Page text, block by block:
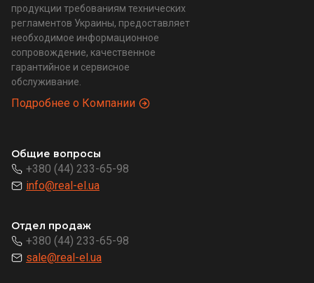
продукции требованиям технических
регламентов Украины, предоставляет
необходимое информационное
сопровождение, качественное
гарантийное и сервисное
обслуживание.
Подробнее о Компании
Общие вопросы
+380 (44) 233-65-98
info@real-el.ua
Отдел продаж
+380 (44) 233-65-98
sale@real-el.ua